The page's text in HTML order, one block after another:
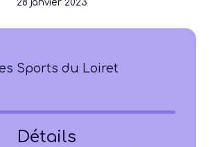
28 janvier 2023
Sports du Loiret
Détails